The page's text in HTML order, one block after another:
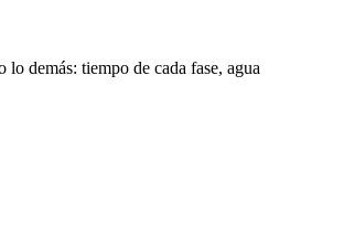
demás: tiempo de cada fase, agua